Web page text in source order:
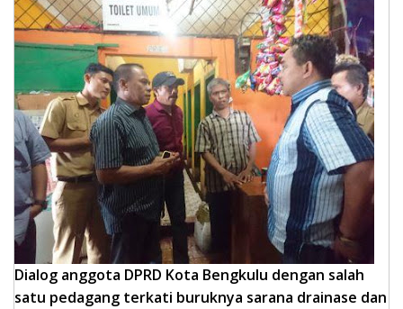
Dialog anggota DPRD Kota Bengkulu dengan salah
satu pedagang terkati buruknya sarana drainase dan